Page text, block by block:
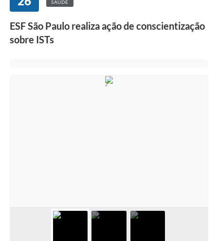
SAÚDE
ESF São Paulo realiza ação de conscientização
sobre ISTs